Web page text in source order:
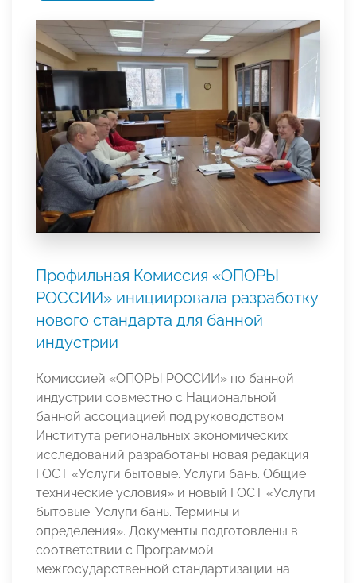
Профильная Комиссия «ОПОРЫ
РОССИИ» инициировала разработку
нового стандарта для банной
индустрии
Комиссией «ОПОРЫ РОССИИ» по банной
индустрии совместно с Национальной
банной ассоциацией под руководством
Института региональных экономических
исследований разработаны новая редакция
ГОСТ «Услуги бытовые. Услуги бань. Общие
технические условия» и новый ГОСТ «Услуги
бытовые. Услуги бань. Термины и
определения». Документы подготовлены в
соответствии с Программой
межгосударственной стандартизации на